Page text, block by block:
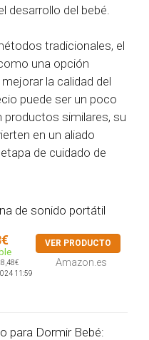
desarrollo del bebé.
tradicionales, el
una opción
la calidad del
puede ser un poco
productos similares, su
en un aliado
de cuidado de
de sonido portátil
11:59
VER PRODUCTO
Amazon.es
para Dormir Bebé: